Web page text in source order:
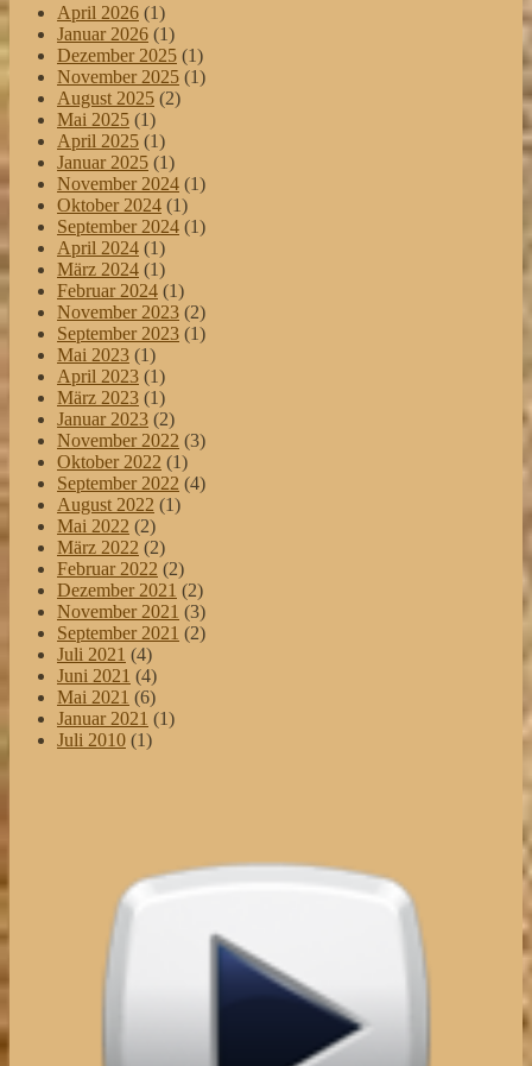
April 2026 (1)
Januar 2026 (1)
Dezember 2025 (1)
November 2025 (1)
August 2025 (2)
Mai 2025 (1)
April 2025 (1)
Januar 2025 (1)
November 2024 (1)
Oktober 2024 (1)
September 2024 (1)
April 2024 (1)
März 2024 (1)
Februar 2024 (1)
November 2023 (2)
September 2023 (1)
Mai 2023 (1)
April 2023 (1)
März 2023 (1)
Januar 2023 (2)
November 2022 (3)
Oktober 2022 (1)
September 2022 (4)
August 2022 (1)
Mai 2022 (2)
März 2022 (2)
Februar 2022 (2)
Dezember 2021 (2)
November 2021 (3)
September 2021 (2)
Juli 2021 (4)
Juni 2021 (4)
Mai 2021 (6)
Januar 2021 (1)
Juli 2010 (1)